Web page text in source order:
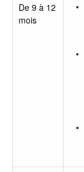
De 9 à 12
mois